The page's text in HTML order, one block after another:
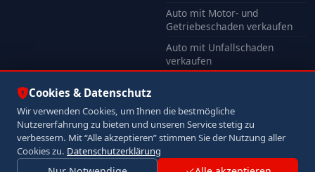
Auto mit Motor- und
Getriebeschaden verkaufen
Auto mit Unfallschaden
verkaufen
© 2026 Autoankauf ADAM. Alle Rechte vorbehalten.
ImpressumDatenschutz
Cookies & Datenschutz
Wir verwenden Cookies, um Ihnen die bestmögliche
Nutzererfahrung zu bieten und unseren Service stetig zu
verbessern. Mit “Alle akzeptieren” stimmen Sie der Nutzung aller
Cookies zu. Datenschutzerklärung